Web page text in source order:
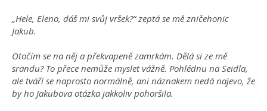
„Hele, Eleno, dáš mi svůj vršek?“ zeptá se mě zničehonic
Jakub.
Otočím se na něj a překvapeně zamrkám. Dělá si ze mě
srandu? To přece nemůže myslet vážně. Pohlédnu na Seidla,
ale tváří se naprosto normálně, ani náznakem nedá najevo, že
by ho Jakubova otázka jakkoliv pohoršila.